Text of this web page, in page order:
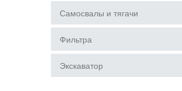
Самосвалы и тягачи
Фильтра
Экскаватор